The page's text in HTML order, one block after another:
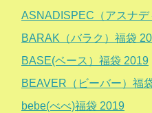
ASNADISPEC（アスナ
BARAK（バラク）福袋
BASE(ベース）福袋 2019
BEAVER（ビーバー）福
bebe(べべ)福袋 2019